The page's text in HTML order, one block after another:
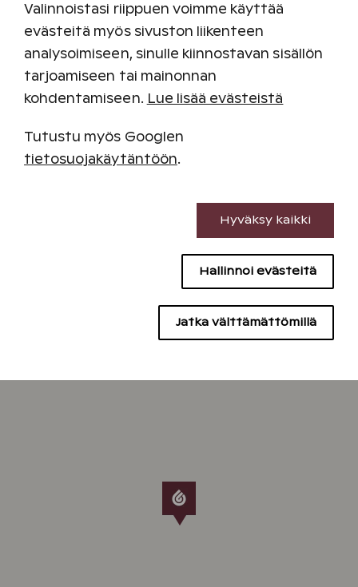
Helsinki 166 km / 2 tuntia autolla ja junalla,
katso junareittiVR.fi
Pysäköinti alueella on maksullista (1,60 €/h, 15
€/vrk). Villas 1 -rakennuksen edessä
Yhteystiedot
Aukioloajat, usein kysytyt kysymykset sekä
kohteen yhteystiedot löydätHyvä tietää-osiosta
Aluekartta
Valinnoistasi riippuen voimme käyttää
evästeitä myös sivuston liikenteen
analysoimiseen, sinulle kiinnostavan sisällön
tarjoamiseen tai mainonnan
kohdentamiseen. Lue lisää evästeistä
Tutustu myös Googlen
tietosuojakäytäntöön.
Suorituskyvyn evästeet
Sisällön kohdentamisen evästeet
Jatka välttämättömillä
Hallinnoi evästeitä
Hyväksy kaikki